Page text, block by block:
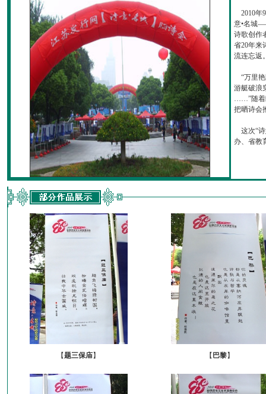
2010年
意•名城
诗歌创作
省20年来
流连忘返
“万里艳
游艇破浪
……”随着
把晒诗会
这次“诗
办、省教
【题三保庙】 【 巴黎】